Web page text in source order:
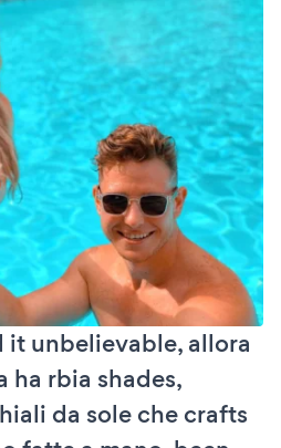
it unbelievable, allora
ha rbia shades,
da sole che crafts